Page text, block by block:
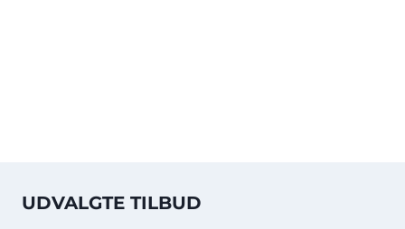
UDVALGTE TILBUD